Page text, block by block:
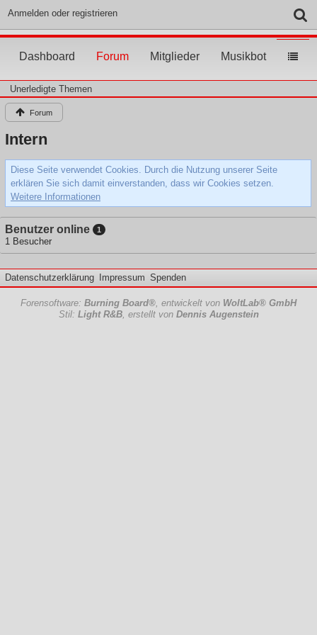
Anmelden oder registrieren
Dashboard Forum Mitglieder Musikbot
Unerledigte Themen
Forum
Intern
Diese Seite verwendet Cookies. Durch die Nutzung unserer Seite
erklären Sie sich damit einverstanden, dass wir Cookies setzen.
Weitere Informationen
Benutzer online 1
1 Besucher
Datenschutzerklärung Impressum Spenden
Forensoftware: Burning Board®, entwickelt von WoltLab® GmbH
Stil: Light R&B, erstellt von Dennis Augenstein